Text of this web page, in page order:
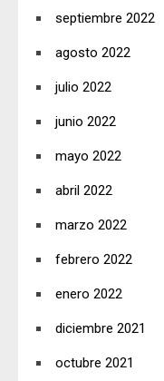
septiembre 2022
agosto 2022
julio 2022
junio 2022
mayo 2022
abril 2022
marzo 2022
febrero 2022
enero 2022
diciembre 2021
octubre 2021